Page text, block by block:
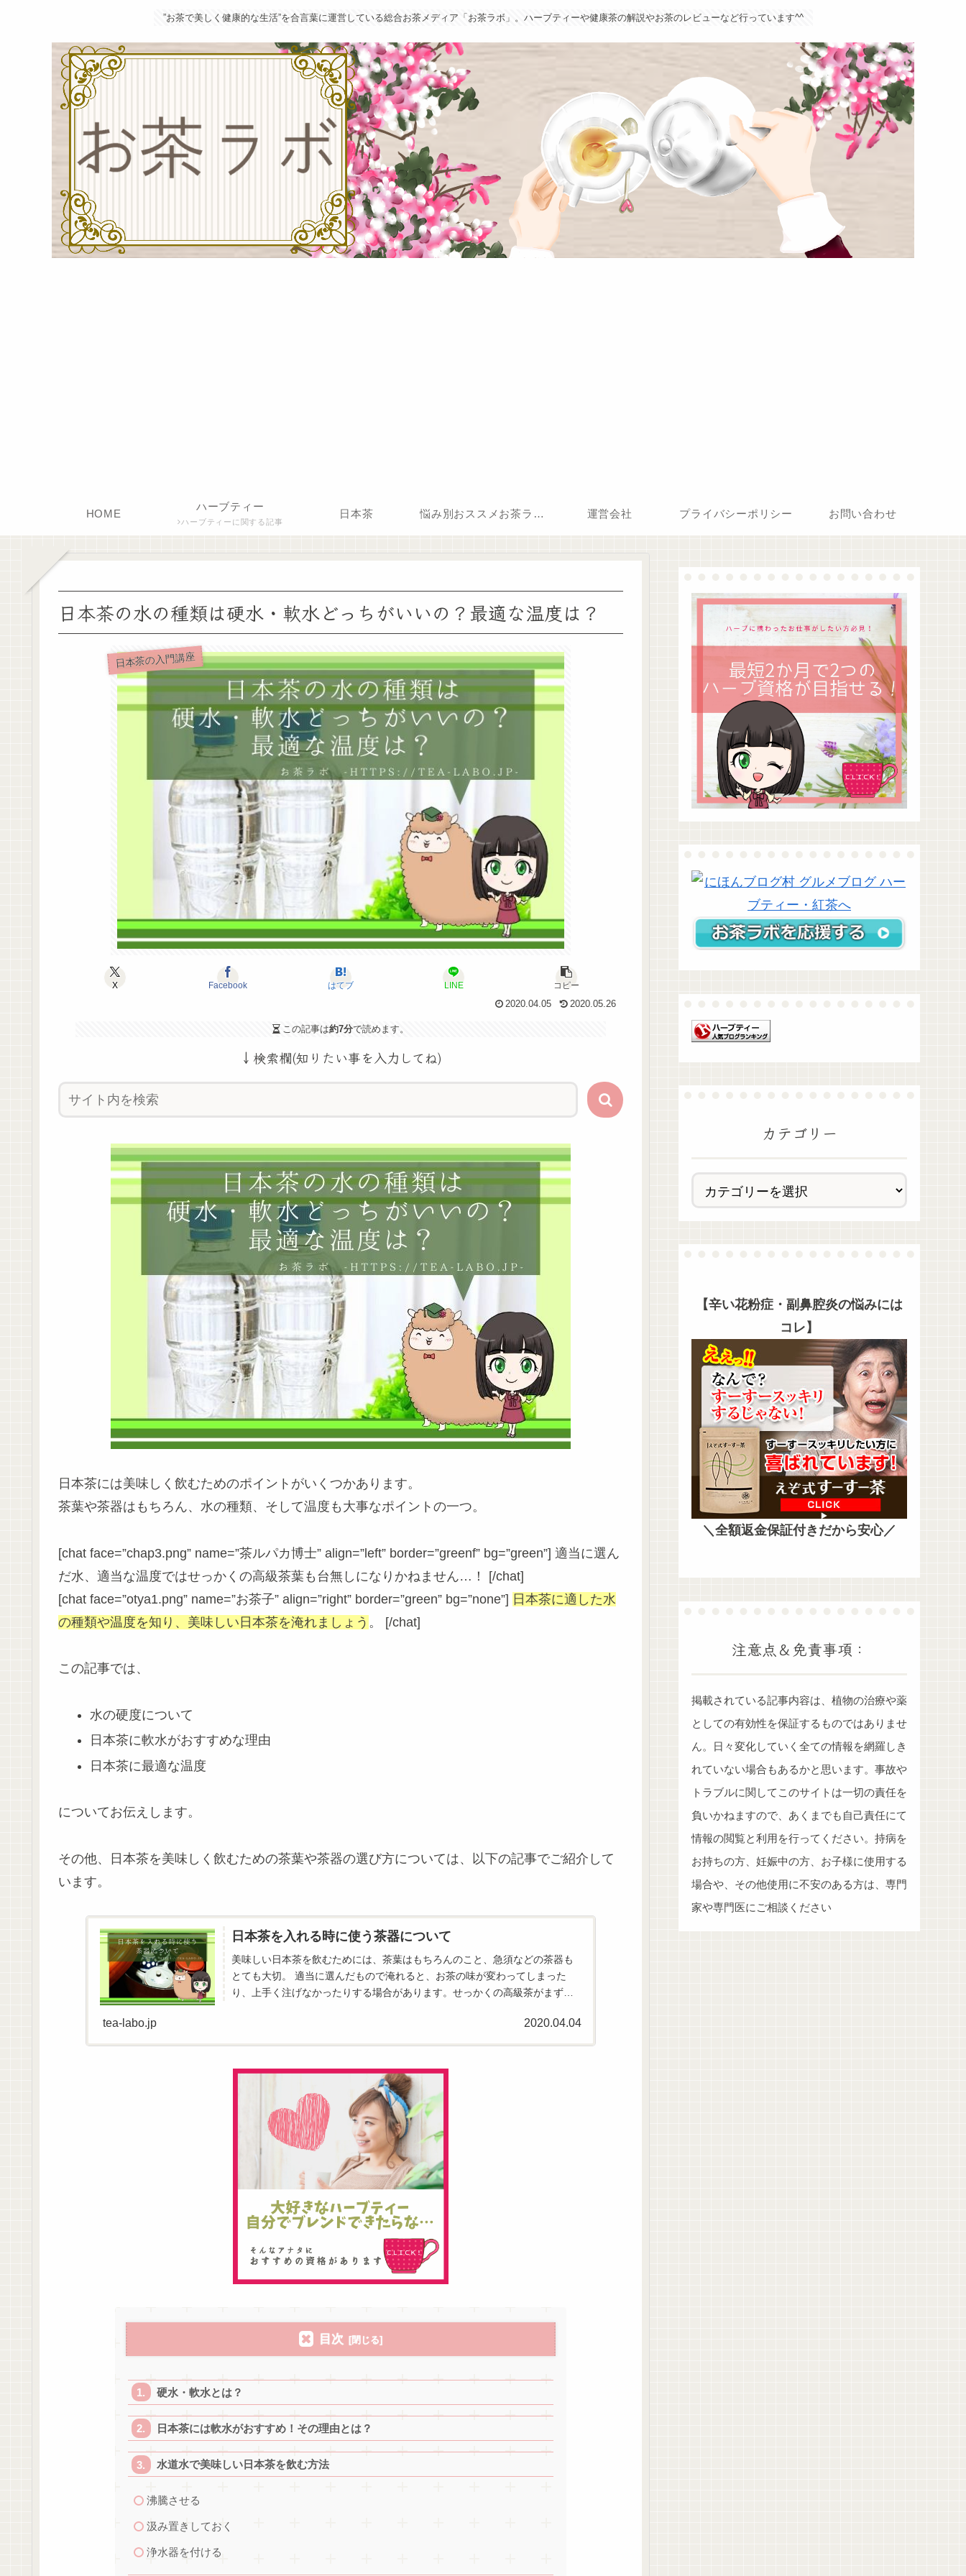
”お茶で美しく健康的な生活”を合言葉に運営している総合お茶メディア「お茶ラボ」。ハーブティーや健康茶の解説やお茶のレビューなど行っています^^
HOME
ハーブティー
ハーブティーに関する記事
日本茶 悩み別おススメお茶ランキング 運営会社 プライバシーポリシー お問い合わせ
日本茶の水の種類は硬水・軟水どっちがいいの？最適な温度は？
日本茶の入門講座
X Facebook はてブ LINE
コピー
2020.04.05
2020.05.26
この記事は約7分で読めます。
↓検索欄(知りたい事を入力してね)
日本茶には美味しく飲むためのポイントがいくつかあります。
茶葉や茶器はもちろん、水の種類、そして温度も大事なポイントの一つ。
[chat face=”chap3.png” name=”茶ルパカ博士” align=”left” border=”greenf” bg=”green”] 適当に選ん
だ水、適当な温度ではせっかくの高級茶葉も台無しになりかねません…！ [/chat]
[chat face=”otya1.png” name=”お茶子” align=”right” border=”green” bg=”none”] 日本茶に適した水
の種類や温度を知り、美味しい日本茶を淹れましょう 。 [/chat]
この記事では、
水の硬度について
日本茶に軟水がおすすめな理由
日本茶に最適な温度
についてお伝えします。
その他、日本茶を美味しく飲むための茶葉や茶器の選び方については、以下の記事でご紹介して
います。
日本茶を入れる時に使う茶器について
美味しい日本茶を飲むためには、茶葉はもちろんのこと、急須などの茶器も
とても大切。 適当に選んだもので淹れると、お茶の味が変わってしまった
り、上手く注げなかったりする場合があります。せっかくの高級茶がまずく
tea-labo.jp 2020.04.04
目次
硬水・軟水とは？
日本茶には軟水がおすすめ！その理由とは？
水道水で美味しい日本茶を飲む方法
沸騰させる
汲み置きしておく
浄水器を付ける
カテゴリー
【辛い花粉症・副鼻腔炎の悩みには
コレ】
＼全額返金保証付きだから安心／
注意点＆免責事項：
掲載されている記事内容は、植物の治療や薬
としての有効性を保証するものではありませ
ん。日々変化していく全ての情報を網羅しき
れていない場合もあるかと思います。事故や
トラブルに関してこのサイトは一切の責任を
負いかねますので、あくまでも自己責任にて
情報の閲覧と利用を行ってください。持病を
お持ちの方、妊娠中の方、お子様に使用する
場合や、その他使用に不安のある方は、専門
家や専門医にご相談ください